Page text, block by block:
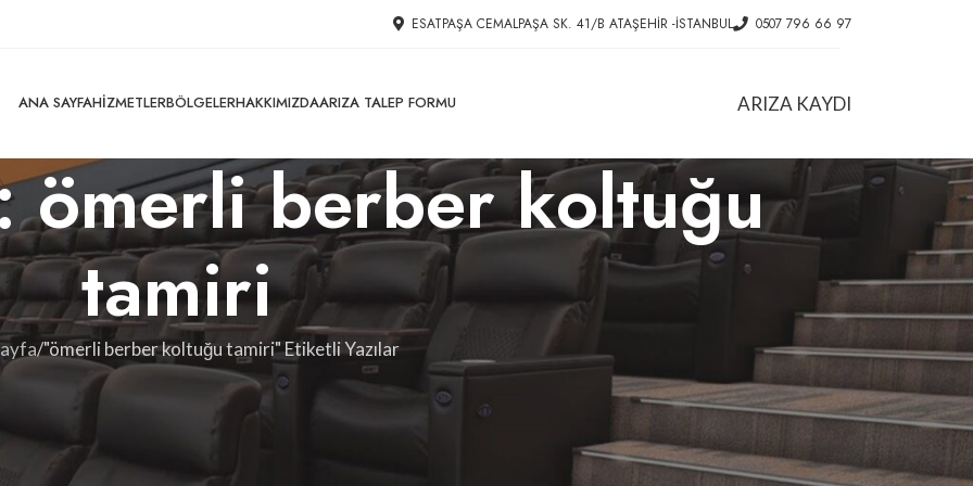
ESATPAŞA CEMALPAŞA SK. 41/B ATAŞEHIR -İSTANBUL 0507 796 66 97
ANA SAYFAHIZMETLERBÖLGELERHAKKIMIZDAARIZA TALEP FORMU ARIZA KAYDI
ömerli berber koltuğu
tamiri
"ömerli berber koltuğu tamiri" Etiketli Yazılar
HIZMETLER